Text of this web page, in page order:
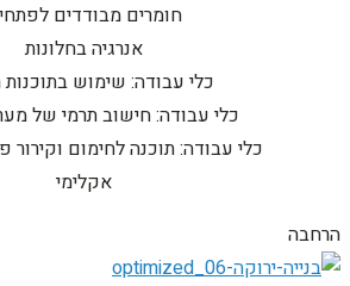
חומרים מבודדים
אנרגיה בחלונות
כלי עבודה: שימוש
כלי עבודה: חישוב תרמי של
כלי עבודה: תוכנה לחימום וקירור
אקלימי
הרחבה